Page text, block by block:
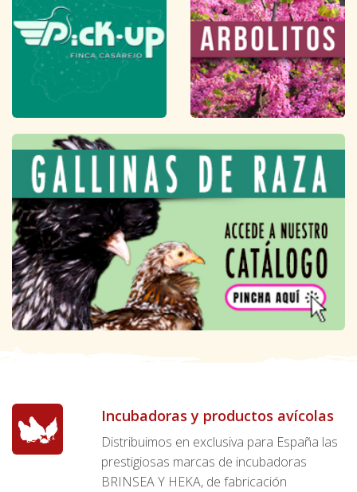
Incubadoras y productos avícolas
Distribuimos en exclusiva para España las
prestigiosas marcas de incubadoras
BRINSEA Y HEKA, de fabricación